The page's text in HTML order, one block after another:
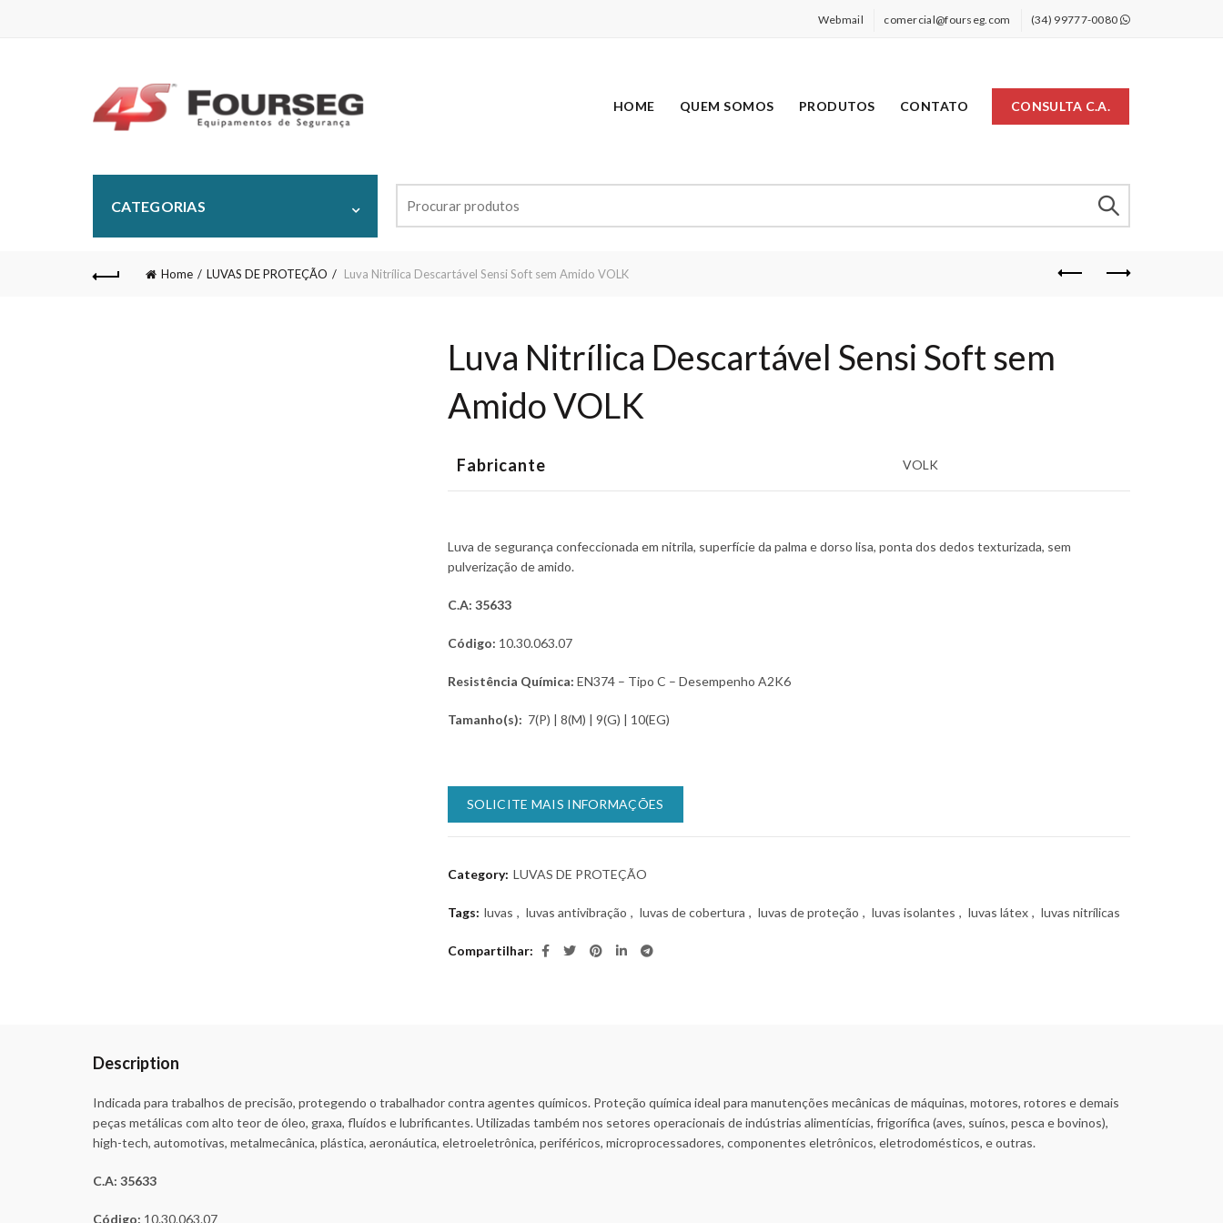
Webmail comercial@fourseg.com (34) 99777-0080
HOME QUEM SOMOS PRODUTOS CONTATO CONSULTA C.A.
CATEGORIAS
for:
Home LUVAS DE PROTEÇÃO Luva Nitrílica Descartável Sensi Soft sem Amido VOLK
Luva Nitrílica Descartável Sensi Soft sem
Amido VOLK
Fabricante VOLK
Luva de segurança confeccionada em nitrila, superfície da palma e dorso lisa, ponta dos dedos texturizada, sem
pulverização de amido.
C.A: 35633
Código: 10.30.063.07
Resistência Química: EN374 – Tipo C – Desempenho A2K6
Tamanho(s): 7(P) | 8(M) | 9(G) | 10(EG)
SOLICITE MAIS INFORMAÇÕES
Category: LUVAS DE PROTEÇÃO
Tags: luvas , luvas antivibração , luvas de cobertura , luvas de proteção , luvas isolantes , luvas látex , luvas nitrílicas
Compartilhar
Description
Indicada para trabalhos de precisão, protegendo o trabalhador contra agentes químicos. Proteção química ideal para manutenções mecânicas de máquinas, motores, rotores e demais
peças metálicas com alto teor de óleo, graxa, fluídos e lubrificantes. Utilizadas também nos setores operacionais de indústrias alimentícias, frigorífica (aves, suínos, pesca e bovinos),
high-tech, automotivas, metalmecânica, plástica, aeronáutica, eletroeletrônica, periféricos, microprocessadores, componentes eletrônicos, eletrodomésticos, e outras.
C.A: 35633
Código: 10.30.063.07